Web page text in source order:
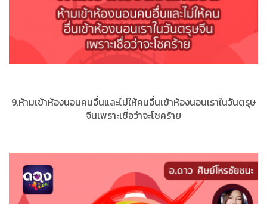
9.ห้ามเข้าห้องนอนคนอื่นและไม่ให้คนอื่นเข้าห้องนอนเราในวันตรุษ
จีนเพราะเชื่อว่าจะโชคร้าย